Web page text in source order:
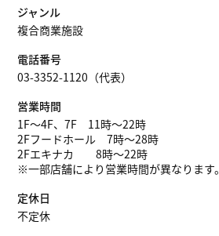
ジャンル
複合商業施設
電話番号
03-3352-1120（代表）
営業時間
1F～4F、7F 11時～22時
2Fフードホール 7時～28時
2Fエキナカ 8時～22時
※一部店舗により営業時間が異なります。
定休日
不定休